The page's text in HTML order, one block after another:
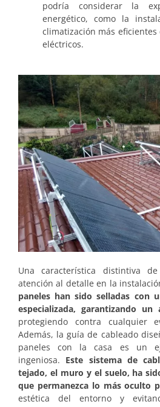
podría considerar la
energético, como la
climatización más
eléctricos.
Una característica distintiva
atención al detalle en la
paneles han sido selladas con
especializada, garantizando
protegiendo contra cualquier
Además, la guía de cableado
paneles con la casa es un
ingeniosa. Este sistema de
tejado, el muro y el suelo, ha
que permanezca lo más oculto
estética del entorno y